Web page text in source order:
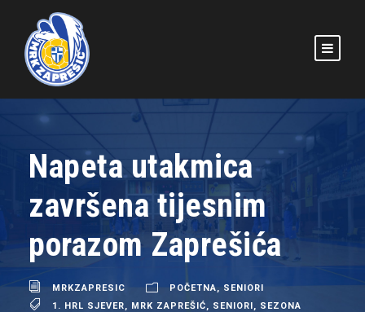
Napeta utakmica
završena tijesnim
porazom Zaprešića
MRKZAPRESIC POČETNA
SENIORI
1. HRL SJEVER
MRK ZAPREŠIĆ SENIORI
SEZONA